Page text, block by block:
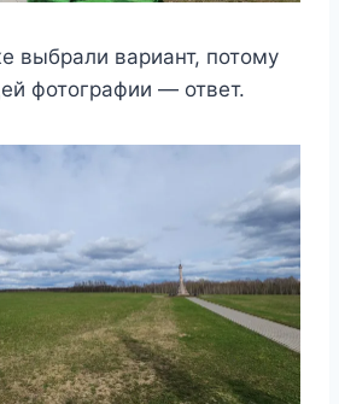
выбрали вариант, потому
фотографии — ответ.